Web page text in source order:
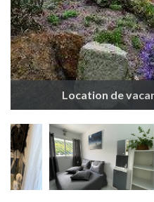
Location de